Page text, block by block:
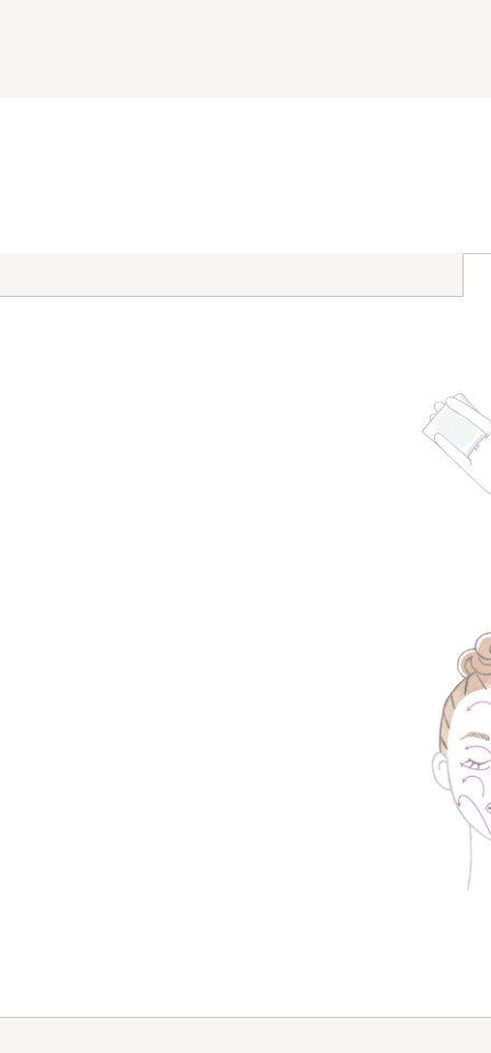
洗顔